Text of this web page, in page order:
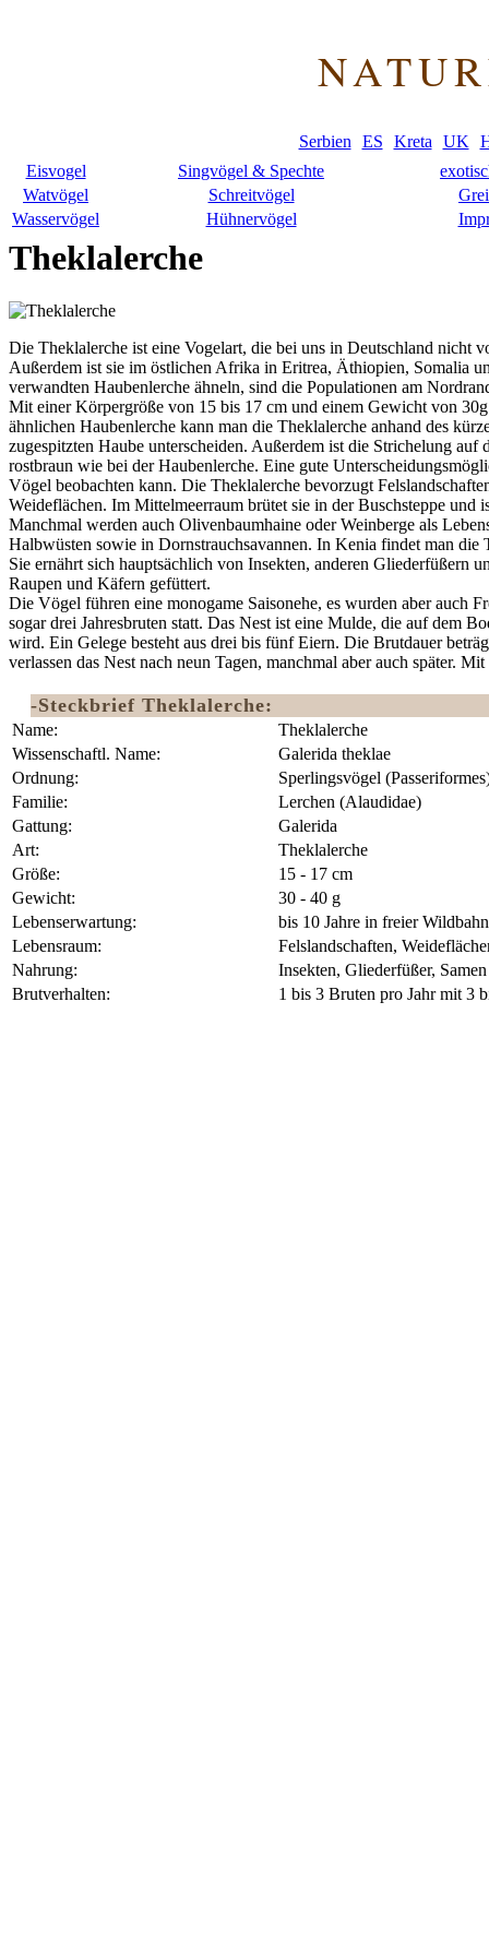
Serbien ES Kreta UK
Eisvogel
Singvögel & Spechte
Watvögel
Schreitvögel
Wasservögel
Hühnervögel
Theklalerche
Die Theklalerche ist eine Vogelart, die bei uns in Deutschland nicht
Außerdem ist sie im östlichen Afrika in Eritrea, Äthiopien, Somalia
verwandten Haubenlerche ähneln, sind die Populationen am
Mit einer Körpergröße von 15 bis 17 cm und einem Gewicht von
ähnlichen Haubenlerche kann man die Theklalerche anhand des
zugespitzten Haube unterscheiden. Außerdem ist die Strichelung
rostbraun wie bei der Haubenlerche. Eine gute
Vögel beobachten kann. Die Theklalerche bevorzugt
Weideflächen. Im Mittelmeerraum brütet sie in der Buschsteppe und
Manchmal werden auch Olivenbaumhaine oder Weinberge als
Halbwüsten sowie in Dornstrauchsavannen. In Kenia findet man
Sie ernährt sich hauptsächlich von Insekten, anderen Gliederfüßern
Raupen und Käfern gefüttert.
Die Vögel führen eine monogame Saisonehe, es wurden aber auch
sogar drei Jahresbruten statt. Das Nest ist eine Mulde, die auf dem
wird. Ein Gelege besteht aus drei bis fünf Eiern. Die Brutdauer
verlassen das Nest nach neun Tagen, manchmal aber auch später.
-Steckbrief Theklalerche:
Name:
Theklalerche
Wissenschaftl. Name:
Galerida theklae
Ordnung:
‎Sperlingsvögel
Familie:
Lerchen (Alaudidae)
Gattung:
Galerida
Art:
Theklalerche
Größe:
15 - 17 cm
Gewicht:
30 - 40 g
Lebenserwartung:
bis 10 Jahre in freier Wildbahn
Lebensraum:
Felslandschaften,
Nahrung:
Insekten, Gliederfüßer, Samen
Brutverhalten:
1 bis 3 Bruten pro Jahr mit 3